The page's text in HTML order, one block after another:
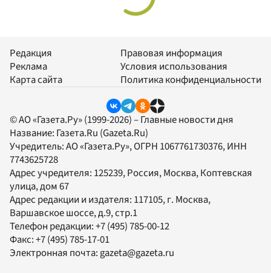
Редакция
Реклама
Карта сайта
Правовая информация
Условия использования
Политика конфиденциальности
© АО «Газета.Ру» (1999-2026) – Главные новости дня
Название: Газета.Ru (Gazeta.Ru)
Учредитель:АО «Газета.Ру», ОГРН 1067761730376, ИНН
7743625728
Адрес учредителя: 125239, Россия, Москва, Коптевская
улица, дом 67
Адрес редакции и издателя: 117105, г. Москва,
Варшавское шоссе, д.9, стр.1
Телефон редакции:+7 (495) 785-00-12
Факс:+7 (495) 785-17-01
Электронная почта:gazeta@gazeta.ru